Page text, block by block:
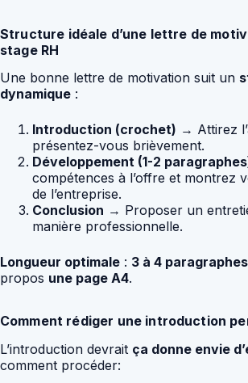
Structure idéale d’une lettre de
stage RH
Une bonne lettre de motivation suit un
dynamique :
Introduction (crochet) → Attirez
présentez-vous brièvement.
Développement (1-2
compétences à l’offre et montrez
de l’entreprise.
Conclusion → Proposer un
manière professionnelle.
Longueur optimale : 3 à 4
propos une page A4.
Comment rédiger une introduction
L’introduction devrait ça donne envie
comment procéder: